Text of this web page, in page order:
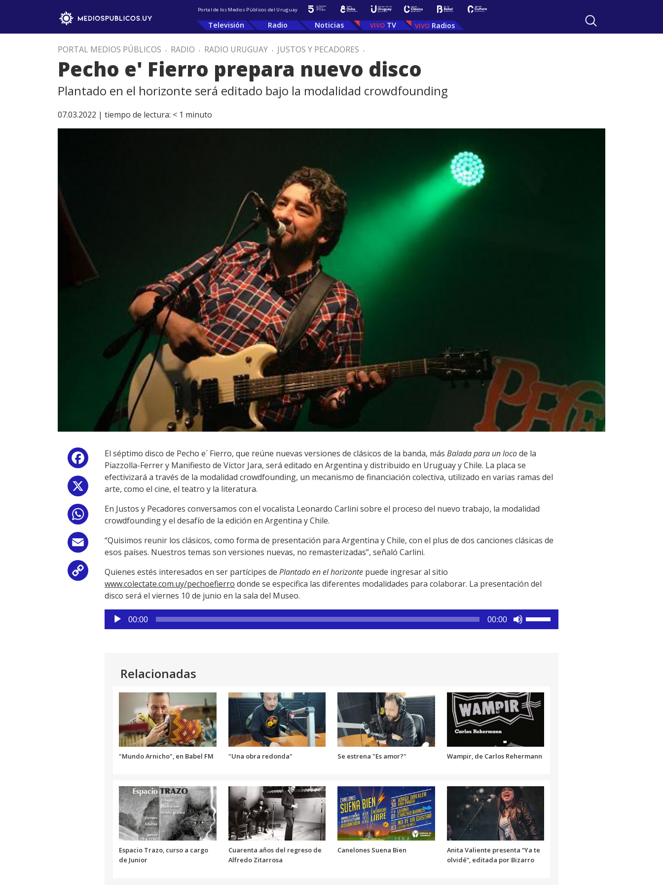
Portal de los Medios Públicos del Uruguay
Televisión Radio Noticias TV Radios
PORTAL MEDIOS PÚBLICOS . RADIO . RADIO URUGUAY . JUSTOS Y PECADORES .
Pecho e' Fierro prepara nuevo disco
Plantado en el horizonte será editado bajo la modalidad crowdfounding
07.03.2022 | tiempo de lectura: < 1 minuto
Facebook
WhatsApp
Email
Copy
Link
El séptimo disco de Pecho e´ Fierro, que reúne nuevas versiones de clásicos de la banda, más Balada para un locode la
Piazzolla-Ferrer y Manifiesto de Víctor Jara, será editado en Argentina y distribuido en Uruguay y Chile. La placa se
efectivizará a través de la modalidad crowdfounding, un mecanismo de financiación colectiva, utilizado en varias ramas del
arte, como el cine, el teatro y la literatura.
En Justos y Pecadores conversamos con el vocalista Leonardo Carlini sobre el proceso del nuevo trabajo, la modalidad
crowdfounding y el desafío de la edición en Argentina y Chile.
“Quisimos reunir los clásicos, como forma de presentación para Argentina y Chile, con el plus de dos canciones clásicas de
esos países. Nuestros temas son versiones nuevas, no remasterizadas”, señaló Carlini.
Quienes estés interesados en ser partícipes de Plantado en el horizonte puede ingresar al sitio
www.colectate.com.uy/pechoefierro donde se especifica las diferentes modalidades para colaborar. La presentación del
disco será el viernes 10 de junio en la sala del Museo.
Reproductor
de
00:00 00:00
aumentar
o
disminuir
volumen.
Relacionadas
"Mundo Arnicho", en Babel FM "Una obra redonda" Se estrena "Es amor?" Wampir, de Carlos Rehermann
Espacio Trazo, curso a cargo
de Junior
Cuarenta años del regreso de
Alfredo Zitarrosa
Canelones Suena Bien
Anita Valiente presenta “Ya te
olvidé”, editada por Bizarro